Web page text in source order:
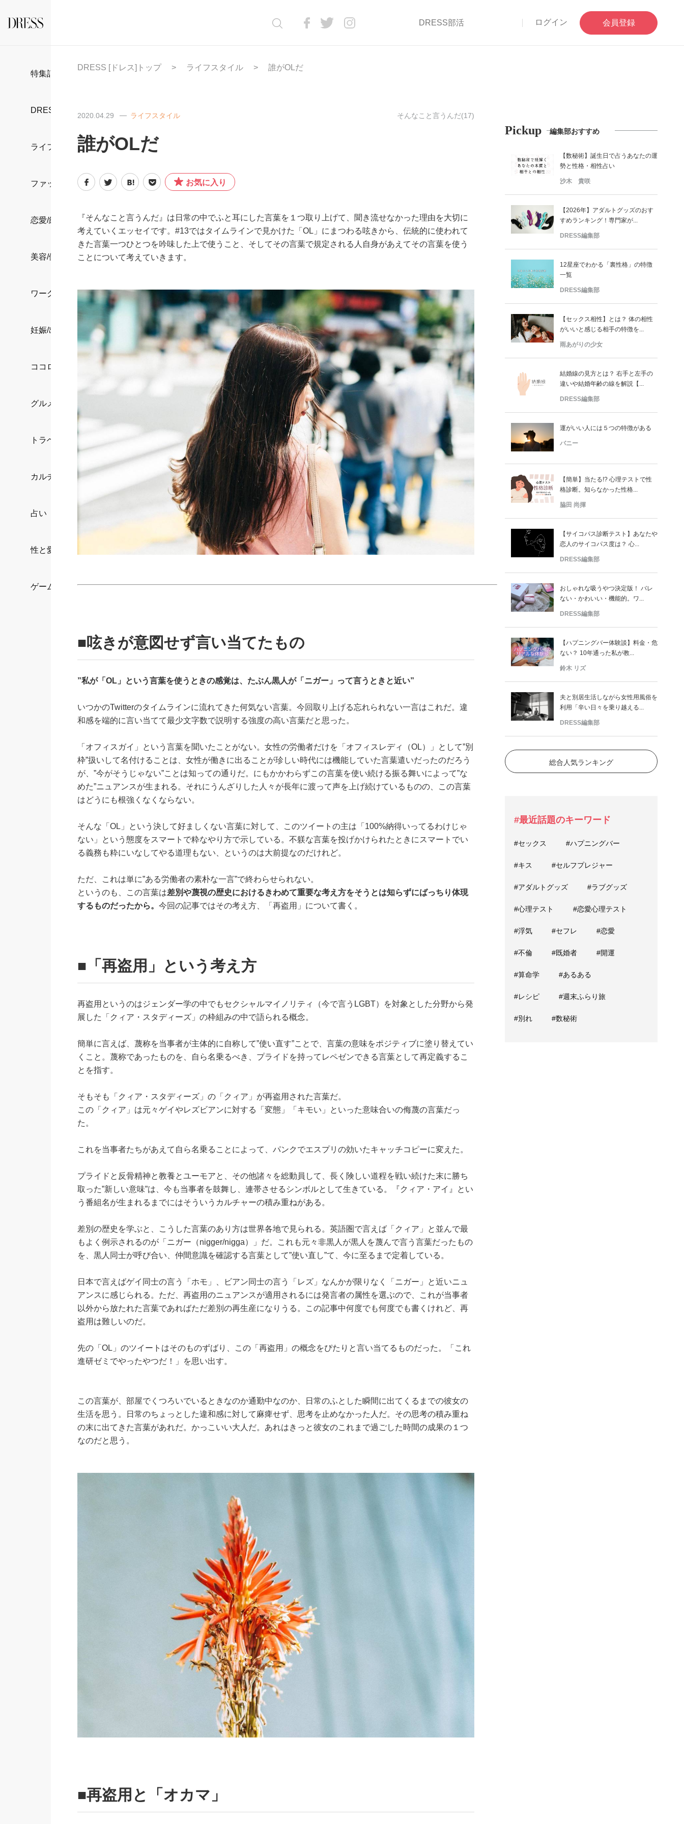
DRESS部活 ログイン 会員登録
特集記事
DRESS部活
ライフスタイル
ファッション
恋愛/結婚/離婚
美容/健康
ワークスタイル
妊娠/出産/家族
ココロ/カラダ
グルメ
トラベル
カルチャー/エンタメ
占い
性と愛
ゲーム
DRESS [ドレス]トップ ライフスタイル 誰がOLだ
2020.04.29 ライフスタイル そんなこと言うんだ(17)
誰がOLだ
お気に入り
『そんなこと言うんだ』は日常の中でふと耳にした言葉を１つ取り上げて、聞き流せなかった理由を大切に
考えていくエッセイです。#13ではタイムラインで見かけた「OL」にまつわる呟きから、伝統的に使われて
きた言葉一つひとつを吟味した上で使うこと、そしてその言葉で規定される人自身があえてその言葉を使う
ことについて考えていきます。
■呟きが意図せず言い当てたもの
”私が「OL」という言葉を使うときの感覚は、たぶん黒人が「ニガー」って言うときと近い”
いつかのTwitterのタイムラインに流れてきた何気ない言葉。今回取り上げる忘れられない一言はこれだ。違
和感を端的に言い当てて最少文字数で説明する強度の高い言葉だと思った。
「オフィスガイ」という言葉を聞いたことがない。女性の労働者だけを「オフィスレディ（OL）」として”別
枠”扱いして名付けることは、女性が働きに出ることが珍しい時代には機能していた言葉遣いだったのだろう
が、”今がそうじゃない”ことは知っての通りだ。にもかかわらずこの言葉を使い続ける振る舞いによって”な
めた”ニュアンスが生まれる。それにうんざりした人々が長年に渡って声を上げ続けているものの、この言葉
はどうにも根強くなくならない。
そんな「OL」という決して好ましくない言葉に対して、このツイートの主は「100%納得いってるわけじゃ
ない」という態度をスマートで粋なやり方で示している。不躾な言葉を投げかけられたときにスマートでい
る義務も粋にいなしてやる道理もない、というのは大前提なのだけれど。
ただ、これは単に”ある労働者の素朴な一言”で終わらせられない。
というのも、この言葉は差別や蔑視の歴史におけるきわめて重要な考え方をそうとは知らずにばっちり体現
するものだったから。 今回の記事ではその考え方、「再盗用」について書く。
■「再盗用」という考え方
再盗用というのはジェンダー学の中でもセクシャルマイノリティ（今で言うLGBT）を対象とした分野から発
展した「クィア・スタディーズ」の枠組みの中で語られる概念。
簡単に言えば、蔑称を当事者が主体的に自称して”使い直す”ことで、言葉の意味をポジティブに塗り替えてい
くこと。蔑称であったものを、自ら名乗るべき、プライドを持ってレペゼンできる言葉として再定義するこ
とを指す。
そもそも「クィア・スタディーズ」の「クィア」が再盗用された言葉だ。
この「クィア」は元々ゲイやレズビアンに対する「変態」「キモい」といった意味合いの侮蔑の言葉だっ
た。
これを当事者たちがあえて自ら名乗ることによって、パンクでエスプリの効いたキャッチコピーに変えた。
プライドと反骨精神と教養とユーモアと、その他諸々を総動員して、長く険しい道程を戦い続けた末に勝ち
取った”新しい意味”は、今も当事者を鼓舞し、連帯させるシンボルとして生きている。『クィア・アイ』とい
う番組名が生まれるまでにはそういうカルチャーの積み重ねがある。
差別の歴史を学ぶと、こうした言葉のあり方は世界各地で見られる。英語圏で言えば「クィア」と並んで最
もよく例示されるのが「ニガー（nigger/nigga）」だ。これも元々非黒人が黒人を蔑んで言う言葉だったもの
を、黒人同士が呼び合い、仲間意識を確認する言葉として”使い直し”て、今に至るまで定着している。
日本で言えばゲイ同士の言う「ホモ」、ビアン同士の言う「レズ」なんかが限りなく「ニガー」と近いニュ
アンスに感じられる。ただ、再盗用のニュアンスが適用されるには発言者の属性を選ぶので、これが当事者
以外から放たれた言葉であればただ差別の再生産になりうる。この記事中何度でも何度でも書くけれど、再
盗用は難しいのだ。
先の「OL」のツイートはそのものずばり、この「再盗用」の概念をぴたりと言い当てるものだった。「これ
進研ゼミでやったやつだ！」を思い出す。
この言葉が、部屋でくつろいでいるときなのか通勤中なのか、日常のふとした瞬間に出てくるまでの彼女の
生活を思う。日常のちょっとした違和感に対して麻痺せず、思考を止めなかった人だ。その思考の積み重ね
の末に出てきた言葉があれだ。かっこいい大人だ。あれはきっと彼女のこれまで過ごした時間の成果の１つ
なのだと思う。
■再盗用と「オカマ」
Pickup 編集部おすすめ
【数秘術】誕生日で占うあなたの運
勢と性格・相性占い
沙木 貴咲
【2026年】アダルトグッズのおす
すめランキング！専門家が...
DRESS編集部
12星座でわかる「裏性格」の特徴
一覧
DRESS編集部
【セックス相性】とは？ 体の相性
がいいと感じる相手の特徴を...
雨あがりの少女
結婚線の見方とは？ 右手と左手の
違いや結婚年齢の線を解説【...
DRESS編集部
運がいい人には５つの特徴がある
バニー
【簡単】当たる!? 心理テストで性
格診断。知らなかった性格...
脇田 尚揮
【サイコパス診断テスト】あなたや
恋人のサイコパス度は？ 心...
DRESS編集部
おしゃれな吸うやつ決定版！ バレ
ない・かわいい・機能的。ワ...
DRESS編集部
【ハプニングバー体験談】料金・危
ない？ 10年通った私が教...
鈴木 リズ
夫と別居生活しながら女性用風俗を
利用「辛い日々を乗り越える...
DRESS編集部
総合人気ランキング
#最近話題のキーワード
#セックス #ハプニングバー
#キス #セルフプレジャー
#アダルトグッズ #ラブグッズ
#心理テスト #恋愛心理テスト
#浮気 #セフレ #恋愛
#不倫 #既婚者 #開運
#算命学 #あるある
#レシピ #週末ふらり旅
#別れ #数秘術